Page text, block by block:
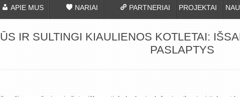
APIE MUS NARIAI PARTNERIAI PROJEKTAI
IR SULTINGI KIAULIENOS KOTLETAI:
PASLAPTYS